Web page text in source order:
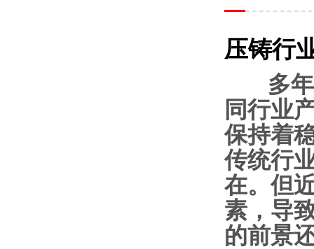
压铸行
多
同行业
保持着
传统行
在。但
素，导
的前景